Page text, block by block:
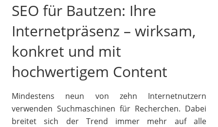
SEO für Bautzen: Ihre
Internetpräsenz – wirksam,
konkret und mit
hochwertigem Content
Mindestens neun von zehn Internetnutzern
verwenden Suchmaschinen für Recherchen. Dabei
breitet sich der Trend immer mehr auf alle